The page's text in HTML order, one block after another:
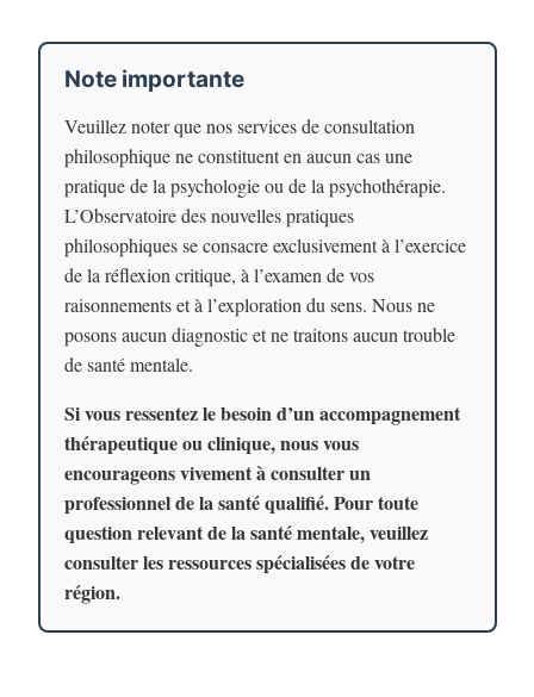
Note importante
Veuillez noter que nos services de consultation
philosophique ne constituent en aucun cas une
pratique de la psychologie ou de la psychothérapie.
L’Observatoire des nouvelles pratiques
philosophiques se consacre exclusivement à l’exercice
de la réflexion critique, à l’examen de vos
raisonnements et à l’exploration du sens. Nous ne
posons aucun diagnostic et ne traitons aucun trouble
de santé mentale.
Si vous ressentez le besoin d’un accompagnement
thérapeutique ou clinique, nous vous
encourageons vivement à consulter un
professionnel de la santé qualifié. Pour toute
question relevant de la santé mentale, veuillez
consulter les ressources spécialisées de votre
région.